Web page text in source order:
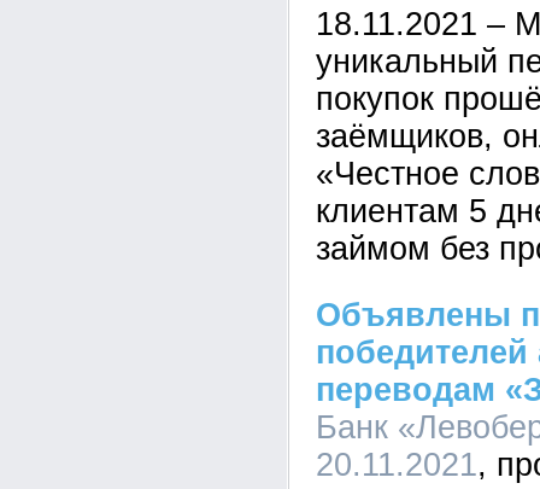
18.11.2021 –
уникальный
покупок
заёмщиков,
«Честное
клиентам 5
займом без
Объявлены
переводам
Банк
20.11.2021